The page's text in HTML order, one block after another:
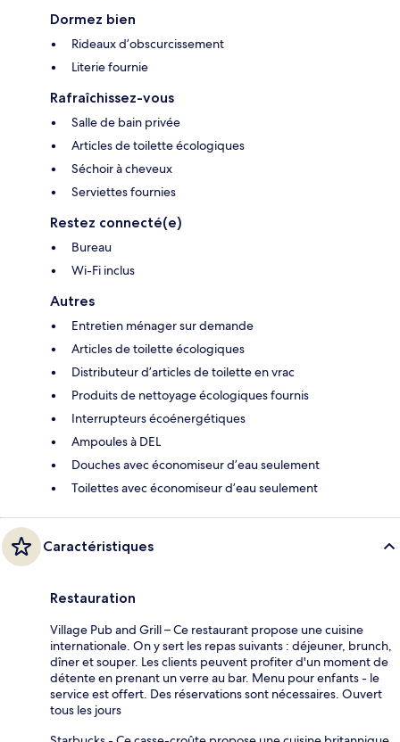
Dormez bien
Rideaux d’obscurcissement
Literie fournie
Rafraîchissez-vous
Salle de bain privée
Articles de toilette écologiques
Séchoir à cheveux
Serviettes fournies
Restez connecté(e)
Bureau
Wi-Fi inclus
Autres
Entretien ménager sur demande
Articles de toilette écologiques
Distributeur d’articles de toilette en vrac
Produits de nettoyage écologiques fournis
Interrupteurs écoénergétiques
Ampoules à DEL
Douches avec économiseur d’eau seulement
Toilettes avec économiseur d’eau seulement
Caractéristiques
Restauration
Village Pub and Grill – Ce restaurant propose une cuisine
internationale. On y sert les repas suivants : déjeuner, brunch,
dîner et souper. Les clients peuvent profiter d'un moment de
détente en prenant un verre au bar. Menu pour enfants - le
service est offert. Des réservations sont nécessaires. Ouvert
tous les jours